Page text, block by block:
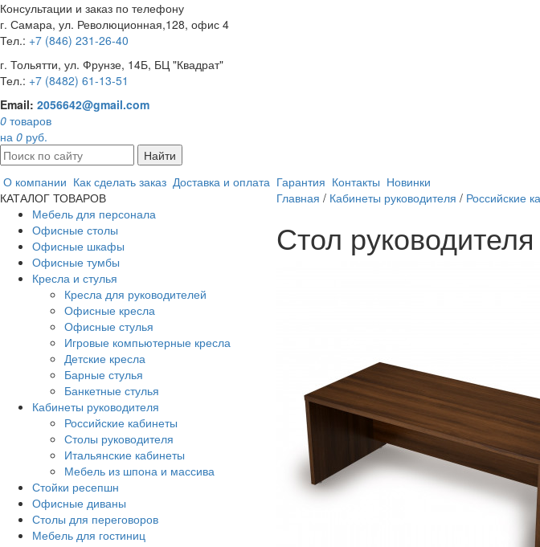
Консультации и заказ по телефону
г. Самара, ул. Революционная,128, офис 4
Тел.: +7 (846) 231-26-40
г. Тольятти, ул. Фрунзе, 14Б, БЦ "Квадрат"
Тел.: +7 (8482) 61-13-51
Email: 2056642@gmail.com
0 товаров
на 0 руб.
Найти
О компании Как сделать заказ Доставка и оплата Гарантия Контакты Новинки
КАТАЛОГ ТОВАРОВ
Мебель для персонала
Офисные столы
Офисные шкафы
Офисные тумбы
Кресла и стулья
Кресла для руководителей
Офисные кресла
Офисные стулья
Игровые компьютерные кресла
Детские кресла
Барные стулья
Банкетные стулья
Кабинеты руководителя
Российские кабинеты
Столы руководителя
Итальянские кабинеты
Мебель из шпона и массива
Стойки ресепшн
Офисные диваны
Столы для переговоров
Мебель для гостиниц
Главная / Кабинеты руководителя / Российские
Стол